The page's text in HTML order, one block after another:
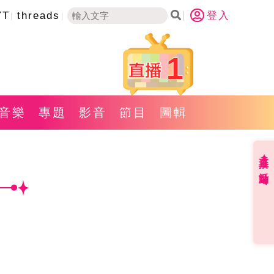
threads 登入
1
樂 專題 影音 節目 圖輯
直播✦活動